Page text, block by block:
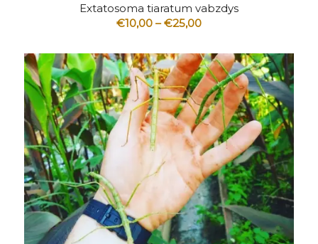
Extatosoma tiaratum vabzdys
€10,00 – €25,00Price
€10,00
through
€25,00